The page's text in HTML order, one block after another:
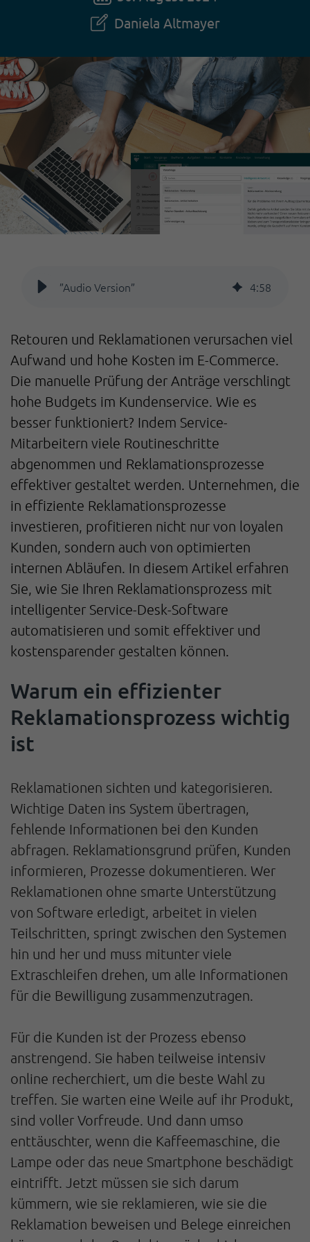
Daniela Altmayer
”Audio Version” 4:58
Retouren und Reklamationen verursachen viel
Aufwand und hohe Kosten im E-Commerce.
Die manuelle Prüfung der Anträge verschlingt
hohe Budgets im Kundenservice. Wie es
besser funktioniert? Indem Service-
Mitarbeitern viele Routineschritte
abgenommen und Reklamationsprozesse
effektiver gestaltet werden. Unternehmen, die
in effiziente Reklamationsprozesse
investieren, profitieren nicht nur von loyalen
Kunden, sondern auch von optimierten
internen Abläufen. In diesem Artikel erfahren
Sie, wie Sie Ihren Reklamationsprozess mit
intelligenter Service-Desk-Software
automatisieren und somit effektiver und
kostensparender gestalten können.
Warum ein effizienter
Reklamationsprozess wichtig
ist
Reklamationen sichten und kategorisieren.
Wichtige Daten ins System übertragen,
fehlende Informationen bei den Kunden
abfragen. Reklamationsgrund prüfen, Kunden
informieren, Prozesse dokumentieren. Wer
Reklamationen ohne smarte Unterstützung
von Software erledigt, arbeitet in vielen
Teilschritten, springt zwischen den Systemen
hin und her und muss mitunter viele
Extraschleifen drehen, um alle Informationen
für die Bewilligung zusammenzutragen.
Für die Kunden ist der Prozess ebenso
anstrengend. Sie haben teilweise intensiv
online recherchiert, um die beste Wahl zu
treffen. Sie warten eine Weile auf ihr Produkt,
sind voller Vorfreude. Und dann umso
enttäuschter, wenn die Kaffeemaschine, die
Lampe oder das neue Smartphone beschädigt
eintrifft. Jetzt müssen sie sich darum
kümmern, wie sie reklamieren, wie sie die
Reklamation beweisen und Belege einreichen